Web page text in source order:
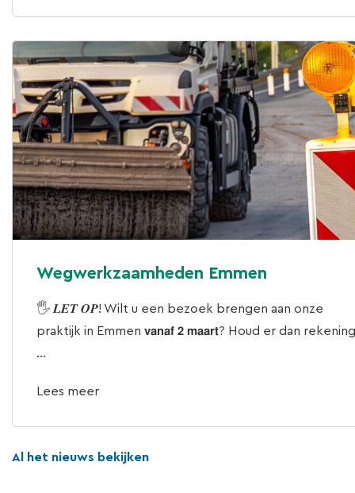
Wegwerkzaamheden Emmen
🖐 𝑳𝑬𝑻 𝑶𝑷! Wilt u een bezoek brengen aan onze
praktijk in Emmen 𝘃𝗮𝗻𝗮𝗳 𝟮 𝗺𝗮𝗮𝗿𝘁? Houd er dan rekening
...
Lees meer
Al het nieuws bekijken